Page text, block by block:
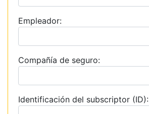
Empleador:
Compañía de seguro:
Identificación del subscriptor (ID):